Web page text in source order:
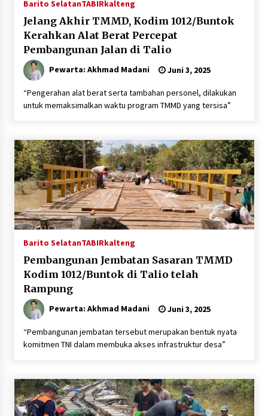
Barito SelatanTABIRkalteng
Jelang Akhir TMMD, Kodim 1012/Buntok
Kerahkan Alat Berat Percepat
Pembangunan Jalan di Talio
Pewarta: Akhmad Madani Juni 3, 2025
“Pengerahan alat berat serta tambahan personel, dilakukan
untuk memaksimalkan waktu program TMMD yang tersisa”
Barito SelatanTABIRkalteng
Pembangunan Jembatan Sasaran TMMD
Kodim 1012/Buntok di Talio telah
Rampung
Pewarta: Akhmad Madani Juni 3, 2025
“Pembangunan jembatan tersebut merupakan bentuk nyata
komitmen TNI dalam membuka akses infrastruktur desa”